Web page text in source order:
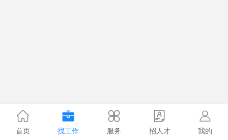
首页 找工作 服务 招人才 我的